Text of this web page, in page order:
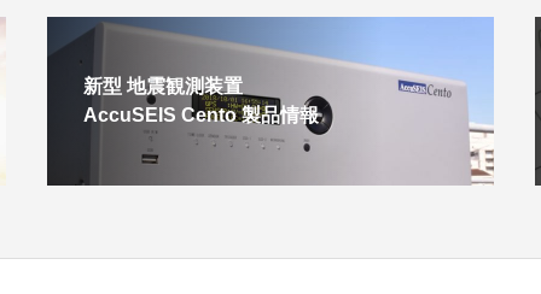
新型 地震観測装置
AccuSEIS Cento 製品情報